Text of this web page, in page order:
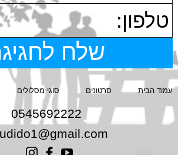
עמוד הבית סרטונים סוגי מסלולים
0545692222